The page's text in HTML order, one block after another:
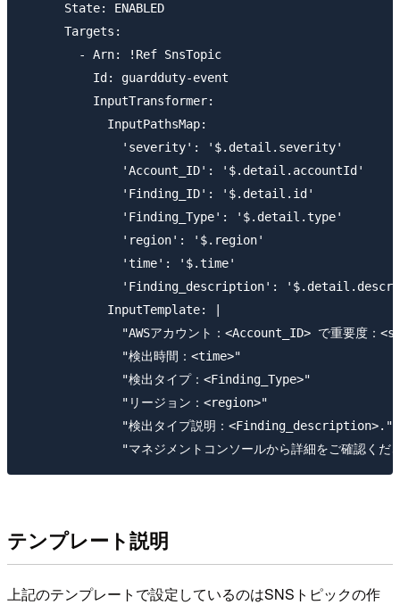
      State: ENABLED
      Targets:
        - Arn: !Ref SnsTopic
          Id: guardduty-event
          InputTransformer:
            InputPathsMap:
              'severity': '$.detail.severity'
              'Account_ID': '$.detail.accountId'
              'Finding_ID': '$.detail.id'
              'Finding_Type': '$.detail.type'
              'region': '$.region'
              'time': '$.time'
'Finding_description':
            InputTemplate: |
"AWSアカウント：<Account_ID> で重要度：
              "検出時間：<time>"
              "検出タイプ：<Finding_Type>"
              "リージョン：<region>"
              "検出タイプ説明：<Finding_description>."
テンプレート説明
上記のテンプレートで設定しているのはSNSトピックの作